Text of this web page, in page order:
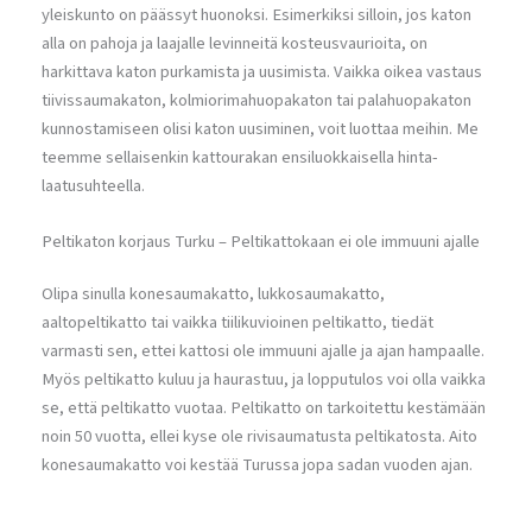
yleiskunto on päässyt huonoksi. Esimerkiksi silloin, jos katon
alla on pahoja ja laajalle levinneitä kosteusvaurioita, on
harkittava katon purkamista ja uusimista. Vaikka oikea vastaus
tiivissaumakaton, kolmiorimahuopakaton tai palahuopakaton
kunnostamiseen olisi katon uusiminen, voit luottaa meihin. Me
teemme sellaisenkin kattourakan ensiluokkaisella hinta-
laatusuhteella.
Peltikaton korjaus Turku – Peltikattokaan ei ole immuuni ajalle
Olipa sinulla konesaumakatto, lukkosaumakatto,
aaltopeltikatto tai vaikka tiilikuvioinen peltikatto, tiedät
varmasti sen, ettei kattosi ole immuuni ajalle ja ajan hampaalle.
Myös peltikatto kuluu ja haurastuu, ja lopputulos voi olla vaikka
se, että peltikatto vuotaa. Peltikatto on tarkoitettu kestämään
noin 50 vuotta, ellei kyse ole rivisaumatusta peltikatosta. Aito
konesaumakatto voi kestää Turussa jopa sadan vuoden ajan.